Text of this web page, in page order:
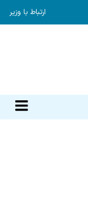
ارتباط با وزیر